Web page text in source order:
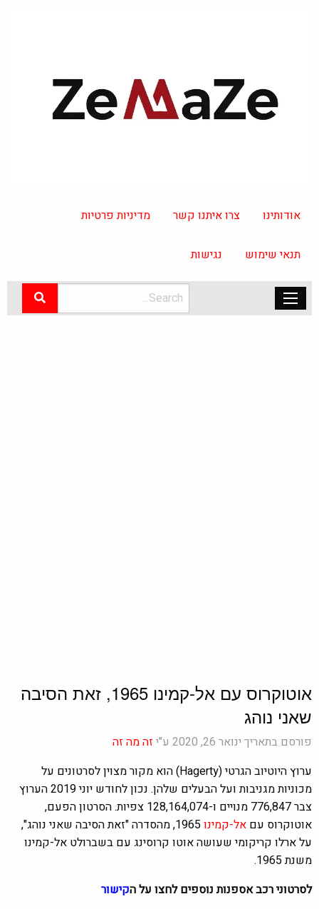
אודותינו צרו איתנו קשר מדיניות פרטיות
תנאי שימוש נגישות
אוטוקרוס עם אל-קמינו 1965, זאת הסיבה
שאני נוהג
פורסם בתאריך ינואר 26, 2020 ע"י
זה מה זה
ערוץ היוטיוב הגרטי (Hagerty) הוא מקור מצוין לסרטונים על
מכוניות מגניבות ועל הבעלים שלהן. נכון לחודש יוני 2019 הערוץ
צבר 776,847 מנויים ו-128,164,074 צפיות. הסרטון הפעם,
אוטוקרוס עם אל-קמינו
1965, מהסדרה "זאת הסיבה שאני נוהג",
על ארלו קריקומי שעושה אוטו קרוסינג עם בשברולט אל-קמינו
משנת 1965.
לסרטוני רכב אספנות נוספים לחצו על הקישור